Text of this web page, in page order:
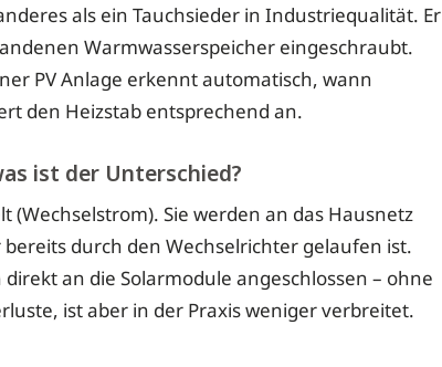
als ein Tauchsieder in Industriequalität. Er
Warmwasserspeicher eingeschraubt.
PV Anlage erkennt automatisch, wann
den Heizstab entsprechend an.
ist der Unterschied?
(Wechselstrom). Sie werden an das Hausnetz
durch den Wechselrichter gelaufen ist.
an die Solarmodule angeschlossen – ohne
ist aber in der Praxis weniger verbreitet.